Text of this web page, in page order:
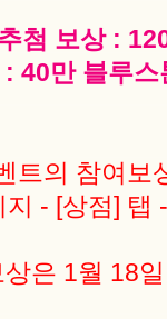
첨 보상 :
40만 블루
트의 참여보
지 - [상점] 탭
은 1월 18